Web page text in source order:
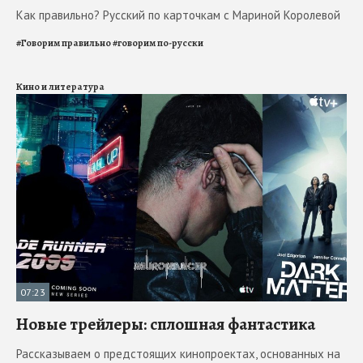
Как правильно? Русский по карточкам с Мариной Королевой
#Говорим правильно#говорим по-русски
Кино и литература
07:23
Новые трейлеры: сплошная фантастика
Рассказываем о предстоящих кинопроектах, основанных на